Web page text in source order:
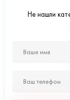
Не нашли